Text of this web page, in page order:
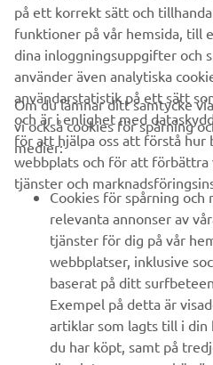
ALLA
FÖRETAG
B2B
UTFORSKA YAMAHA
FAQ & SUPPORT
NYHETSBREV
på ett korrekt sätt och
funktioner på vår hemsida, till
dina inloggningsuppgifter och
använder även analytiska
användarstatistik på ett sätt
och är i enlighet med
för att hjälpa oss att förstå hur
webbplats och för att förbättra
tjänster och
Om du lämnar ditt samtycke
vi också cookies för spårning
medier:
Cookies för spårning och
relevanta annonser av
tjänster för dig på vår
webbplatser, inklusive
baserat på ditt
Exempel på detta är
artiklar som lagts till i din
du har köpt, samt på